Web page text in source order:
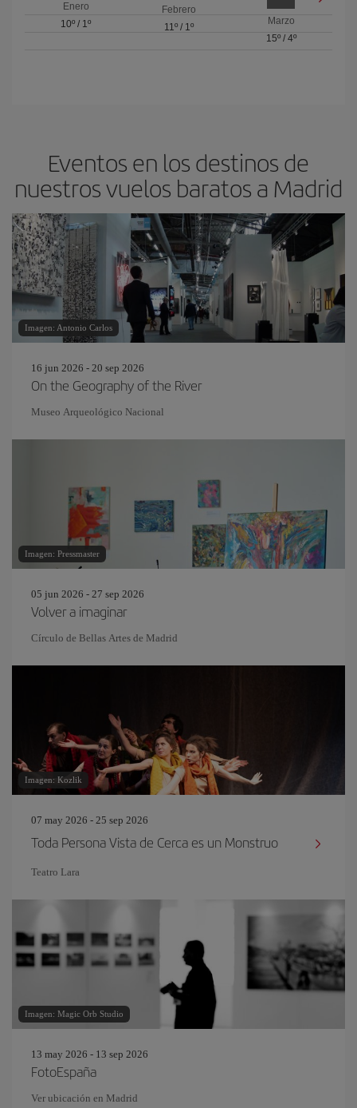
Enero
10º / 1º
Febrero
11º/ 1º
Marzo
15º/ 4º
Eventos en los destinos de
nuestros vuelos baratos a Madrid
Imagen: Antonio Carlos
16 jun 2026 - 20 sep 2026
On the Geography of the River
Museo Arqueológico Nacional
Imagen: Pressmaster
05 jun 2026 - 27 sep 2026
Volver a imaginar
Círculo de Bellas Artes de Madrid
Imagen: Kozlik
07 may 2026 - 25 sep 2026
Toda Persona Vista de Cerca es un Monstruo
Teatro Lara
Imagen: Magic Orb Studio
13 may 2026 - 13 sep 2026
FotoEspaña
Ver ubicación en Madrid